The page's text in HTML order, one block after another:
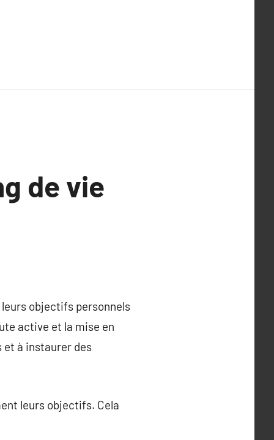
de vie
objectifs personnels
active et la mise en
et à instaurer des
leurs objectifs. Cela